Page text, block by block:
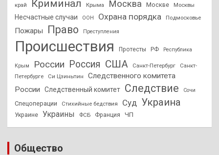
край Криминал Крыма Москва Москве Москвы
Несчастные случаи ООН Охрана порядка Подмосковье
Пожары Право Преступления
Происшествия Протесты РФ Республика
Крым России Россия США Санкт-Петербург
Санкт-
Петербурге
Си Цзиньпин
Следственного комитета
России
Следственный комитет Следствие Сочи
Спецоперации Стихийные бедствия Суд Украина
Украине Украины ФСБ Франция ЧП
Общество